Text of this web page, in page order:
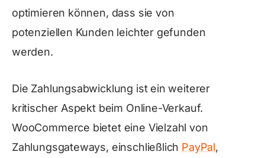
optimieren können, dass sie von
potenziellen Kunden leichter gefunden
werden.
Die Zahlungsabwicklung ist ein weiterer
kritischer Aspekt beim Online-Verkauf.
WooCommerce bietet eine Vielzahl von
Zahlungsgateways, einschließlich PayPal,